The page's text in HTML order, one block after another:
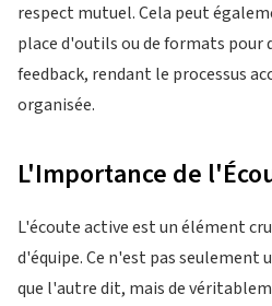
respect mutuel. Cela peut
place d'outils ou de formats pour
feedback, rendant le processus
organisée.
L'Importance de
L'écoute active est un élément
d'équipe. Ce n'est pas seulement
que l'autre dit, mais de